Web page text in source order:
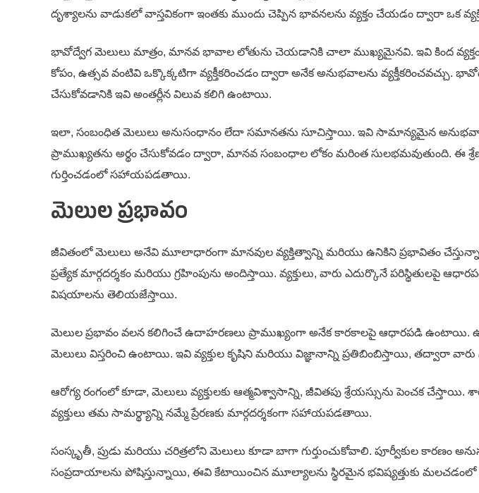
దృశ్యాలను వాడుకలో వాస్తవికంగా ఇంతకు ముందు చెప్పిన భావనలను వ్యక్తం చేయడం ద్వారా ఒక
భావోద్వేగ మెలులు మాత్రం, మానవ భావాల లోతును చెయడానికి చాలా ముఖ్యమైనవి. ఇవి కింద
కోపం, ఉత్సవ వంటివి ఒక్కొక్కటిగా వ్యక్తీకరించడం ద్వారా అనేక అనుభవాలను
చేసుకోవడానికి ఇవి అంతర్లీన విలువ కలిగి ఉంటాయి.
ఇలా, సంబంధిత మెలులు అనుసంధానం లేదా సమానతను సూచిస్తాయి. ఇవి సామాన్యమైన
ప్రాముఖ్యతను అర్థం చేసుకోవడం ద్వారా, మానవ సంబంధాల లోకం మరింత సులభమవుతుంది. ఈ
గుర్తించడంలో సహాయపడతాయి.
మెలుల ప్రభావం
జీవితంలో మెలులు అనేవి మూలాధారంగా మానవుల వ్యక్తిత్వాన్ని మరియు ఉనికిని ప్రభావితం
ప్రత్యేక మార్గదర్శకం మరియు గ్రహింపును అందిస్తాయి. వ్యక్తులు, వారు ఎదుర్కొనే పరిస్థితులపై
విషయాలను తెలియజేస్తాయి.
మెలుల ప్రభావం వలన కలిగించే ఉదాహరణలు ప్రాముఖ్యంగా అనేక కారకాలపై ఆధారపడి ఉంటాయి.
మెలులు విస్తరించి ఉంటాయి. ఇవి వ్యక్తుల కృషిని మరియు విజ్ఞానాన్ని ప్రతిబింబిస్తాయి, తద్వారా
ఆరోగ్య రంగంలో కూడా, మెలులు వ్యక్తులకు ఆత్మవిశ్వాసాన్ని, జీవితపు శ్రేయస్సును పెంచక
వ్యక్తులు తమ సామర్థ్యాన్ని నమ్మే ప్రేరణకు మార్గదర్శకంగా సహాయపడతాయి.
సంస్కృతీ, ప్రుడు మరియు చరిత్రలోని మెలులు కూడా బాగా గుర్తుంచుకోవాలి. పూర్వీకుల కారణం
సంప్రదాయాలను పోషిస్తున్నాయి, ఈవి కేటాయించిన మూల్యాలను స్థిరమైన భవిష్యత్తుకు